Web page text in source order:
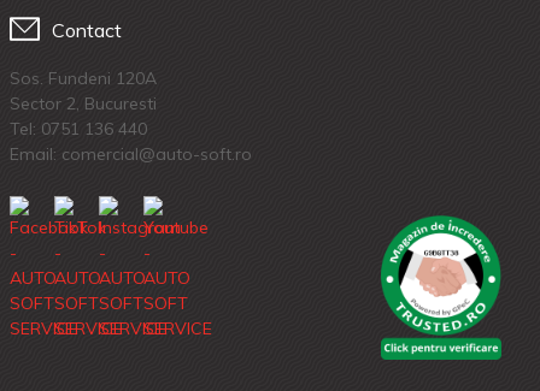
Contact
Sos. Fundeni 120A
Sector 2, Bucuresti
Tel: 0751 136 440
Email: comercial@auto-soft.ro